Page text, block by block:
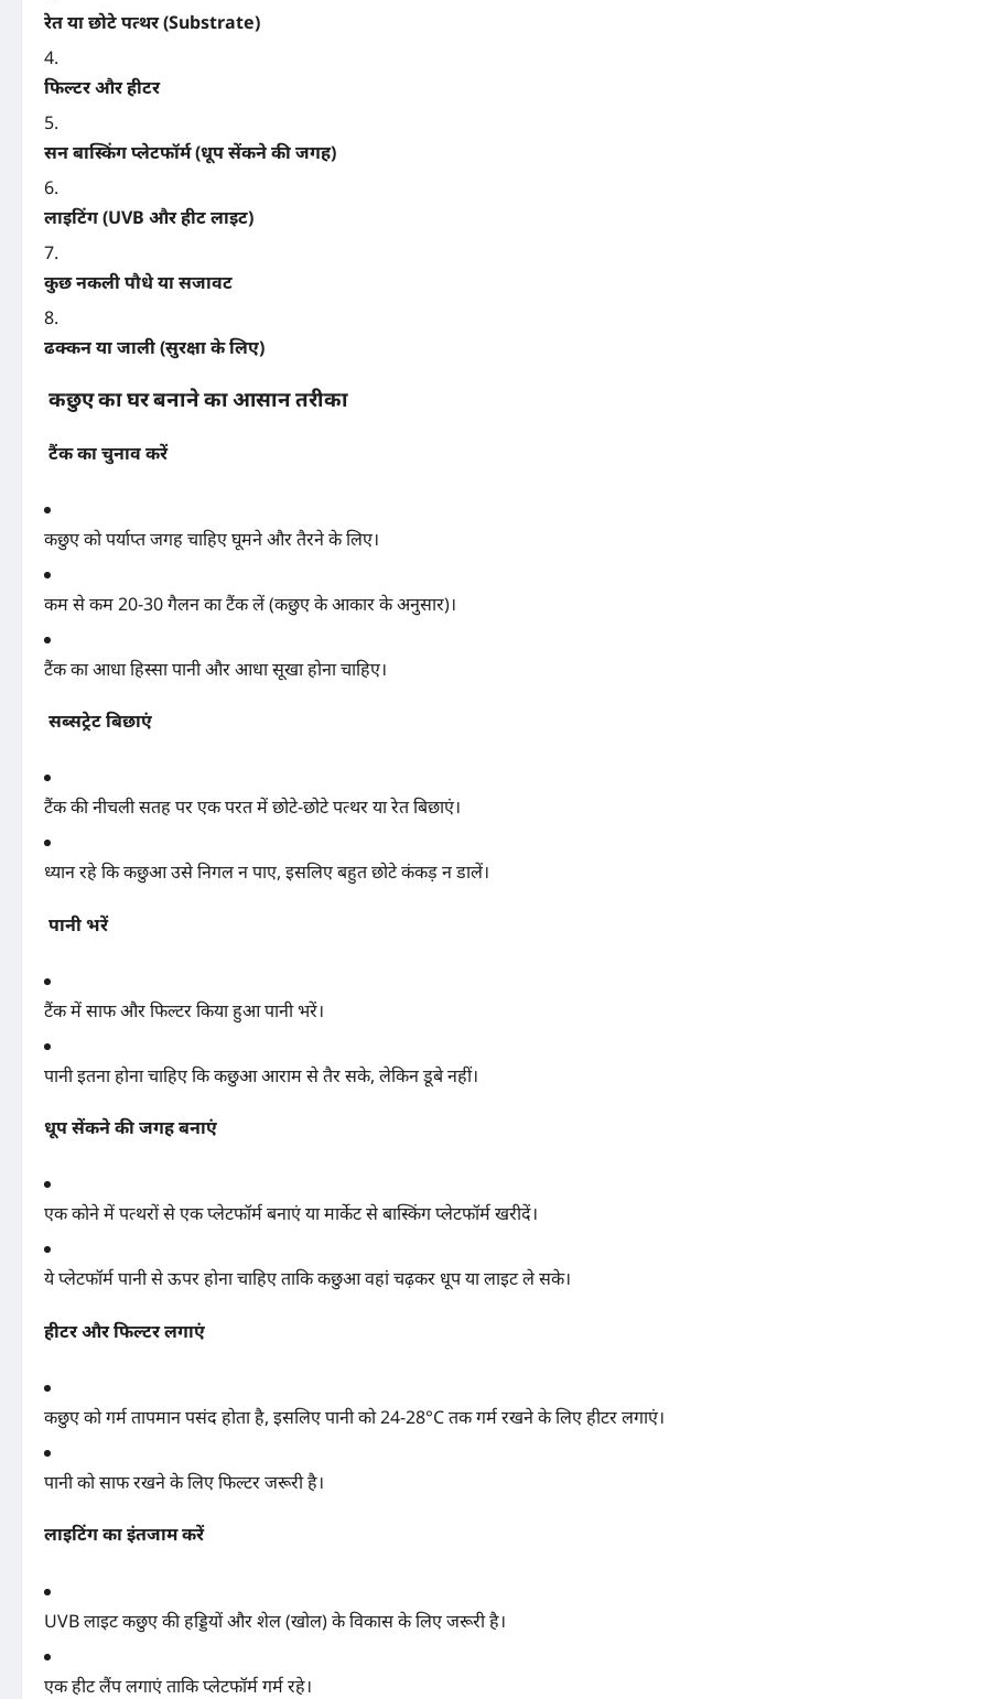
रेत या छोटे पत्थर (Substrate)
फिल्टर और हीटर
सन बास्किंग प्लेटफॉर्म (धूप सेंकने की जगह)
लाइटिंग (UVB और हीट लाइट)
कुछ नकली पौधे या सजावट
ढक्कन या जाली (सुरक्षा के लिए)
कछुए का घर बनाने का आसान तरीका
टैंक का चुनाव करें
कछुए को पर्याप्त जगह चाहिए घूमने और तैरने के लिए।
कम से कम 20-30 गैलन का टैंक लें (कछुए के आकार के अनुसार)।
टैंक का आधा हिस्सा पानी और आधा सूखा होना चाहिए।
सब्सट्रेट बिछाएं
टैंक की नीचली सतह पर एक परत में छोटे-छोटे पत्थर या रेत बिछाएं।
ध्यान रहे कि कछुआ उसे निगल न पाए, इसलिए बहुत छोटे कंकड़ न डालें।
पानी भरें
टैंक में साफ और फिल्टर किया हुआ पानी भरें।
पानी इतना होना चाहिए कि कछुआ आराम से तैर सके, लेकिन डूबे नहीं।
धूप सेंकने की जगह बनाएं
एक कोने में पत्थरों से एक प्लेटफॉर्म बनाएं या मार्केट से बास्किंग प्लेटफॉर्म खरीदें।
ये प्लेटफॉर्म पानी से ऊपर होना चाहिए ताकि कछुआ वहां चढ़कर धूप या लाइट ले सके।
हीटर और फिल्टर लगाएं
कछुए को गर्म तापमान पसंद होता है, इसलिए पानी को 24-28°C तक गर्म रखने के लिए हीटर लगाएं।
पानी को साफ रखने के लिए फिल्टर जरूरी है।
लाइटिंग का इंतजाम करें
UVB लाइट कछुए की हड्डियों और शेल (खोल) के विकास के लिए जरूरी है।
एक हीट लैंप लगाएं ताकि प्लेटफॉर्म गर्म रहे।